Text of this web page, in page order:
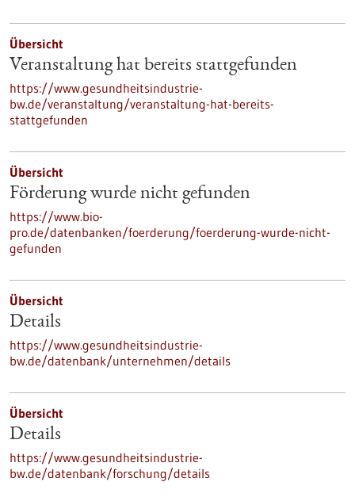
Übersicht
Veranstaltung hat bereits stattgefunden
https://www.gesundheitsindustrie-
bw.de/veranstaltung/veranstaltung-hat-bereits-
stattgefunden
Übersicht
Förderung wurde nicht gefunden
https://www.bio-
pro.de/datenbanken/foerderung/foerderung-wurde-nicht-
gefunden
Übersicht
Details
https://www.gesundheitsindustrie-
bw.de/datenbank/unternehmen/details
Übersicht
Details
https://www.gesundheitsindustrie-
bw.de/datenbank/forschung/details